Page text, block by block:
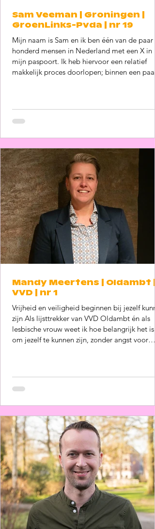
Sam Veeman | Groningen |
GroenLinks-Pvda | nr 19
Mijn naam is Sam en ik ben één van de paar
honderd mensen in Nederland met een X in
mijn paspoort. Ik heb hiervoor een relatief
makkelijk proces doorlopen; binnen een paar
UWV niet als zwanger worden geregistreerd
toen ik mijn tweede kind verwachtte en heb ik
geen overlijdensrisicoverzekering kunnen
afsluiten
Mandy Meertens | Oldambt |
VVD | nr 1
Vrijheid en veiligheid beginnen bij jezelf
zijn Als lijsttrekker van VVD Oldambt én als
lesbische vrouw weet ik hoe belangrijk het is
om jezelf te kunnen zijn, zonder angst voor
over wie je bent en van wie je houdt. Die
vrijheid gun ik iedereen in Oldambt. Bij VVD
Oldambt staat vrij